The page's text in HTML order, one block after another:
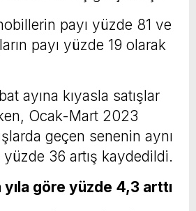
payı yüzde 81 ve
payı yüzde 19 olarak
ayına kıyasla satışlar
Ocak-Mart 2023
geçen senenin aynı
36 artış kaydedildi.
göre yüzde 4,3 arttı